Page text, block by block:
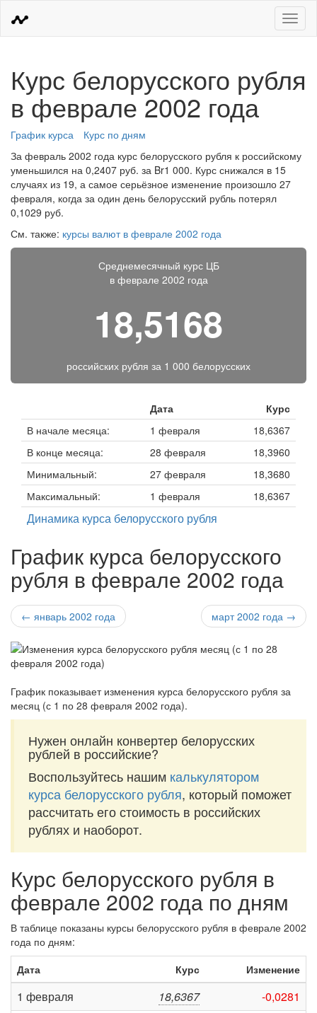
Меню
Курс белорусского рубля
в феврале 2002 года
График курса
Курс по дням
За февраль 2002 года курс белорусского рубля к российскому
уменьшился на 0,2407 руб. за Br1 000. Курс снижался в 15
случаях из 19, а самое серьёзное изменение произошло 27
февраля, когда за один день белорусский рубль потерял
0,1029 руб.
См. также: курсы валют в феврале 2002 года
Среднемесячный курс ЦБ
в феврале 2002 года
18,5168
российских рубля за 1 000 белорусских
Дата
Курс
В начале месяца:
1 февраля
18,6367
В конце месяца:
28 февраля
18,3960
Минимальный:
27 февраля
18,3680
Максимальный:
1 февраля 18,6367
Динамика курса белорусского рубля
График курса белорусского
рубля в феврале 2002 года
← январь 2002 года март 2002 года →
График показывает изменения курса белорусского рубля за
месяц (с 1 по 28 февраля 2002 года).
Нужен онлайн конвертер белорусских
рублей в российские?
Воспользуйтесь нашим калькулятором
курса белорусского рубля, который поможет
рассчитать его стоимость в российских
рублях и наоборот.
Курс белорусского рубля в
феврале 2002 года по дням
В таблице показаны курсы белорусского рубля в феврале 2002
года по дням:
Дата
Курс Изменение
1 февраля 18,6367
-0,0281